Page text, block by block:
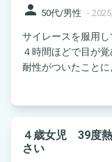
person 50代/男性 -
サイレースを服用し
４時間ほどで目が
耐性がついたことに
４歳女児 39度
さい